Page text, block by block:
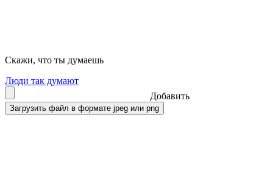
Скажи, что ты думаешь
Люди так думают
Добавить